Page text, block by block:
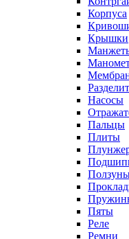
Корпуса
Крышки
Насосы
Пальцы
Плиты
Пяты
Реле
Ремни